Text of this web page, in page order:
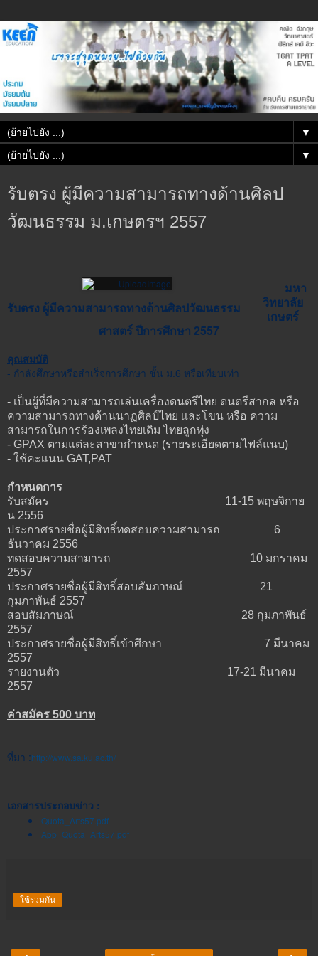
▼
▼
รับตรง ผู้มีความสามารถทางด้านศิลป
วัฒนธรรม ม.เกษตรฯ 2557
รับตรง ผู้มีความสามารถทางด้านศิลปวัฒนธรรม
มหา
วิทยาลัย
เกษตร์
ศาสตร์ ปีการศึกษา 2557
คุณสมบัติ
- กำลังศึกษาหรือสำเร็จการศึกษา ชั้น ม.6 หรือเทียบเท่า
- เป็นผู้ที่มีความสามารถเล่นเครื่องดนตรีไทย ดนตรีสากล หรือ
ความสามารถทางด้านนาฏศิลป์ไทย เเละโขน หรือ ความ
สามารถในการร้องเพลงไทยเดิม ไทยลูกทุ่ง
- GPAX ตามแต่ละสาขากำหนด (รายระเอียดตามไฟล์แนบ)
- ใช้คะเเนน GAT,PAT
กำหนดการ
รับสมัคร 11-15 พฤษจิกาย
น 2556
ประกาศรายชื่อผู้มีสิทธิ์ทดสอบความสามารถ 6
ธันวาคม 2556
ทดสอบความสามารถ 10 มกราคม
2557
ประกาศรายชื่อผู้มีสิทธิ์สอบสัมภาษณ์ 21
กุมภาพันธ์ 2557
สอบสัมภาษณ์ 28 กุมภาพันธ์
2557
ประกาศรายชื่อผู้มีสิทธิ์เข้าศึกษา 7 มีนาคม
2557
รายงานตัว 17-21 มีนาคม
2557
ค่าสมัคร 500 บาท
ที่มา :http://www.sa.ku.ac.th/
เอกสารประกอบข่าว :
Quota_Arts57.pdf
App_Quota_Arts57.pdf
ใช้ร่วมกัน